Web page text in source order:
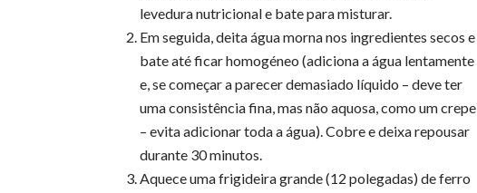
levedura nutricional e bate para misturar.
Em seguida, deita água morna nos ingredientes secos e
bate até ficar homogéneo (adiciona a água lentamente
e, se começar a parecer demasiado líquido – deve ter
uma consistência fina, mas não aquosa, como um crepe
– evita adicionar toda a água). Cobre e deixa repousar
durante 30 minutos.
Aquece uma frigideira grande (12 polegadas) de ferro